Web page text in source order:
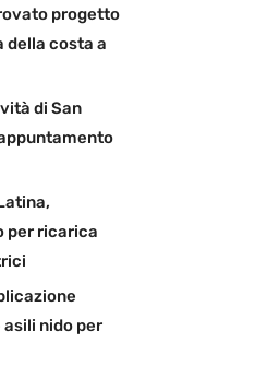
progetto
della costa a
di San
per ricarica
nido per